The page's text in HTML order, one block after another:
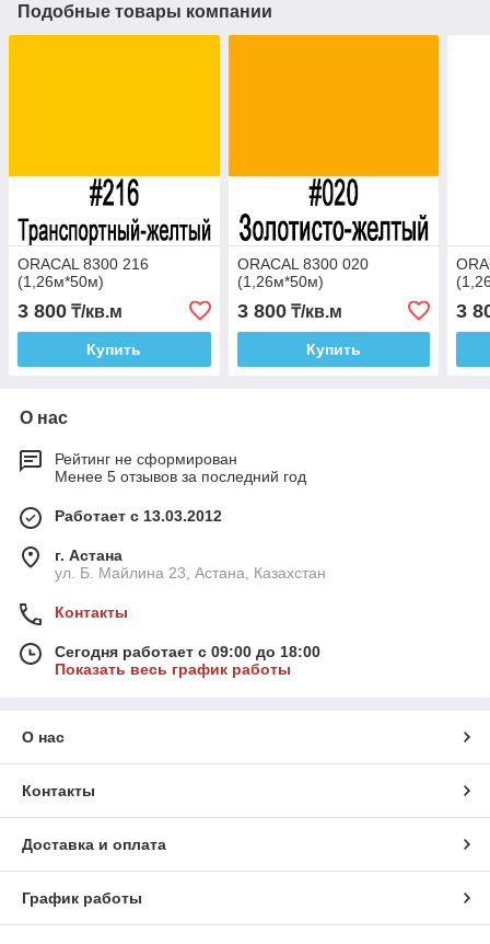
Подобные товары компании
ORACAL 8300 216
(1,26м*50м)
3 800 ₸/кв.м
Купить
ORACAL 8300 020
(1,26м*50м)
3 800₸/кв.м
Купить
3
О нас
Рейтинг не сформирован
Менее 5 отзывов за последний год
Работает с 13.03.2012
г. Астана
ул. Б. Майлина 23, Астана, Казахстан
Контакты
Сегодня работает с 09:00 до 18:00
Показать весь график работы
О нас
Контакты
Доставка и оплата
График работы